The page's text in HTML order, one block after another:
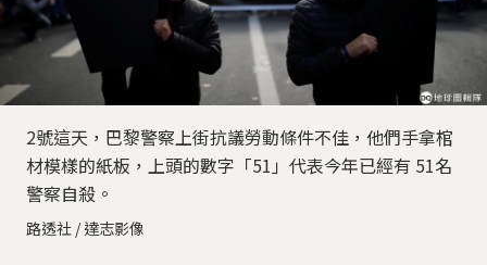
2號這天，巴黎警察上街抗議勞動條件不佳，他們手拿棺
材模樣的紙板，上頭的數字「51」代表今年已經有 51名
警察自殺。
路透社 / 達志影像